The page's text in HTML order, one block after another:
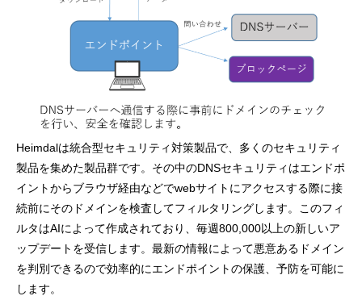
Heimdalは統合型セキュリティ対策製品で、多くのセキュリティ
製品を集めた製品群です。その中のDNSセキュリティはエンドポ
イントからブラウザ経由などでwebサイトにアクセスする際に接
続前にそのドメインを検査してフィルタリングします。このフィ
ルタはAIによって作成されており、毎週800,000以上の新しいア
ップデートを受信します。最新の情報によって悪意あるドメイン
を判別できるので効率的にエンドポイントの保護、予防を可能に
します。